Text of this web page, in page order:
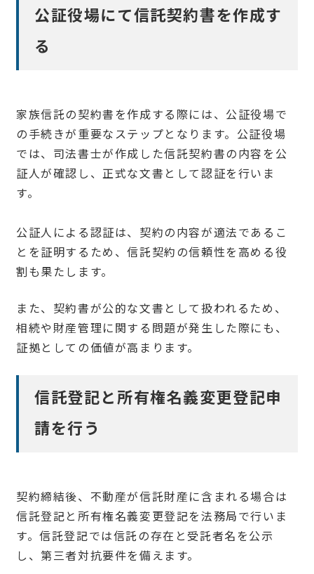
公証役場にて信託契約書を作成す
る
家族信託の契約書を作成する際には、公証役場で
の手続きが重要なステップとなります。公証役場
では、司法書士が作成した信託契約書の内容を公
証人が確認し、正式な文書として認証を行いま
す。
公証人による認証は、契約の内容が適法であるこ
とを証明するため、信託契約の信頼性を高める役
割も果たします。
また、契約書が公的な文書として扱われるため、
相続や財産管理に関する問題が発生した際にも、
証拠としての価値が高まります。
信託登記と所有権名義変更登記申
請を行う
契約締結後、不動産が信託財産に含まれる場合は
信託登記と所有権名義変更登記を法務局で行いま
す。信託登記では信託の存在と受託者名を公示
し、第三者対抗要件を備えます。